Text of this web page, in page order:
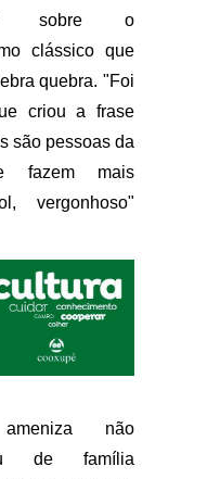
sobre o
clássico que
quebra. "Foi
criou a frase
são pessoas da
fazem mais
vergonhoso"
não
de família